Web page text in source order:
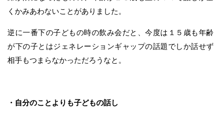
くかみあわないことがありました。
逆に一番下の子どもの時の飲み会だと、今度は１５歳も年齢
が下の子とはジェネレーションギャップの話題でしか話せず
相手もつまらなかっただろうなと。
・自分のことよりも子どもの話し